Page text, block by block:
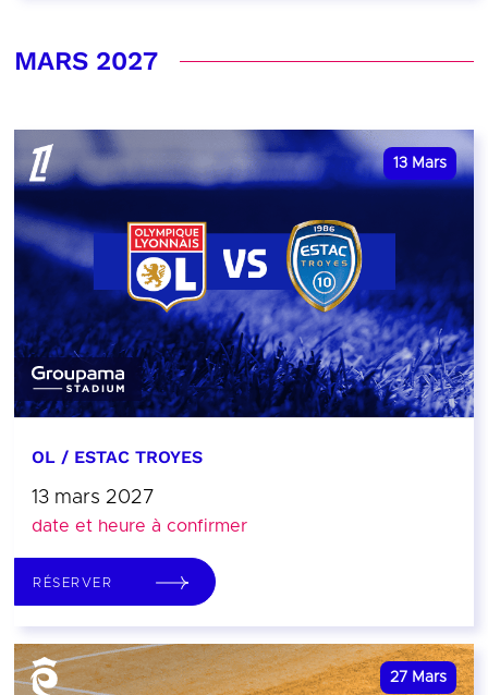
MARS 2027
13 Mars
OL / ESTAC TROYES
13 mars 2027
date et heure à confirmer
RÉSERVER
27 Mars